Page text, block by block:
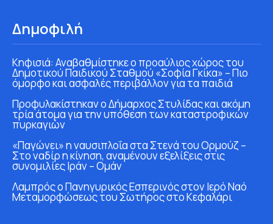
Δημοφιλή
Κηφισιά: Αναβαθμίστηκε ο προαύλιος χώρος του
Δημοτικού Παιδικού Σταθμού «Σοφία Γκίκα» – Πιο
όμορφο και ασφαλές περιβάλλον για τα παιδιά
Προφυλακίστηκαν ο Δήμαρχος Στυλίδας και ακόμη
τρία άτομα για την υπόθεση των καταστροφικών
πυρκαγιών
«Παγώνει» η ναυσιπλοΐα στα Στενά του Ορμούζ –
Στο ναδίρ η κίνηση, αναμένουν εξελίξεις στις
συνομιλίες Ιράν – Ομάν
Λαμπρός ο Πανηγυρικός Εσπερινός στον Ιερό Ναό
Μεταμορφώσεως του Σωτήρος στο Κεφαλάρι